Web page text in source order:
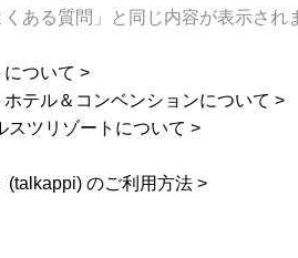
ある質問」と同じ内容が表示され
について >
テル＆コンベンションについて >
スツリゾートについて >
(talkappi) のご利用方法 >